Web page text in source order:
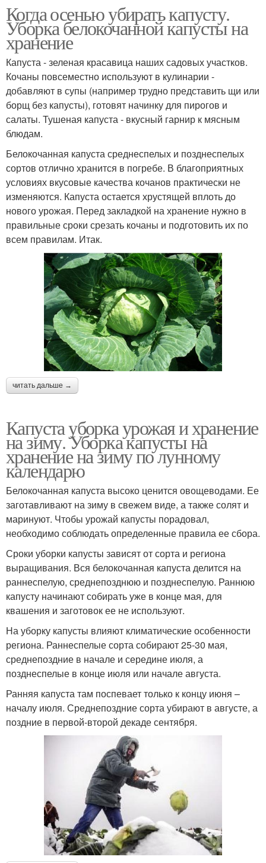
Когда осенью убирать капусту.
Уборка белокочанной капусты на
хранение
Капуста - зеленая красавица наших садовых участков.
Кочаны повсеместно используют в кулинарии -
добавляют в супы (например трудно представить щи или
борщ без капусты), готовят начинку для пирогов и
салаты. Тушеная капуста - вкусный гарнир к мясным
блюдам.
Белокочанная капуста среднеспелых и позднеспелых
сортов отлично хранится в погребе. В благоприятных
условиях вкусовые качества кочанов практически не
изменяются. Капуста остается хрустящей вплоть до
нового урожая. Перед закладкой на хранение нужно в
правильные сроки срезать кочаны и подготовить их по
всем правилам. Итак.
читать дальше →
Капуста уборка урожая и хранение
на зиму. Уборка капусты на
хранение на зиму по лунному
календарю
Белокочанная капуста высоко ценится овощеводами. Ее
заготавливают на зиму в свежем виде, а также солят и
маринуют. Чтобы урожай капусты порадовал,
необходимо соблюдать определенные правила ее сбора.
Сроки уборки капусты зависят от сорта и региона
выращивания. Вся белокочанная капуста делится на
раннеспелую, среднепозднюю и позднеспелую. Раннюю
капусту начинают собирать уже в конце мая, для
квашения и заготовок ее не используют.
На уборку капусты влияют климатические особенности
региона. Раннеспелые сорта собирают 25-30 мая,
среднепоздние в начале и середине июля, а
позднеспелые в конце июля или начале августа.
Ранняя капуста там поспевает только к концу июня –
началу июля. Среднепоздние сорта убирают в августе, а
поздние в первой-второй декаде сентября.